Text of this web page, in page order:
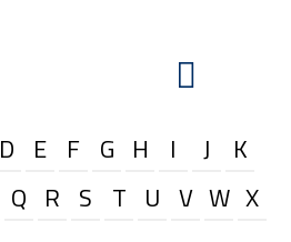
D E F G H I J
K
Q R S T U V W X